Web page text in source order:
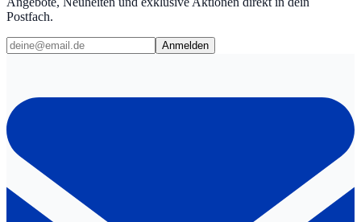
Postfach.
Anmelden